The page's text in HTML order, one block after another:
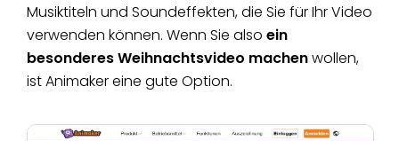
Musiktiteln und Soundeffekten, die Sie für Ihr Video
verwenden können. Wenn Sie also ein
besonderes Weihnachtsvideo machenwollen,
ist Animaker eine gute Option.